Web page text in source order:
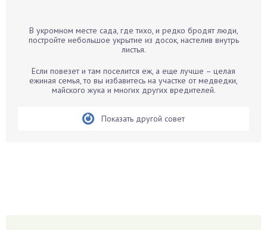
Бархатцы
Белые грибы
Бирючина
В укромном месте сада, где тихо, и редко бродят люди,
постройте небольшое укрытие из досок, настелив внутрь
листья.
Если повезет и там поселится еж, а еще лучше – целая
ежиная семья, то вы избавитесь на участке от медведки,
майского жука и многих других вредителей.
Показать другой совет